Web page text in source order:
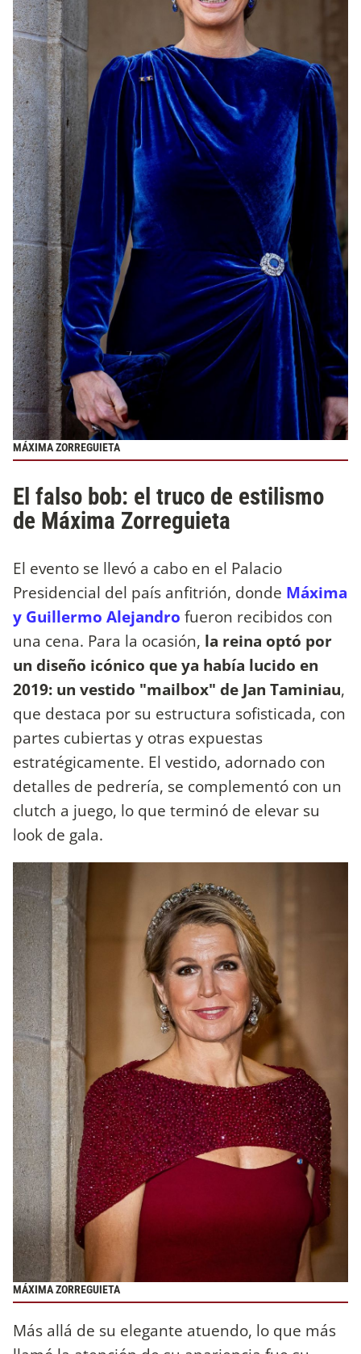
MÁXIMA ZORREGUIETA
El falso bob: el truco de estilismo
de Máxima Zorreguieta
El evento se llevó a cabo en el Palacio
Presidencial del país anfitrión, donde Máxima
y Guillermo Alejandro fueron recibidos con
una cena. Para la ocasión, la reina optó por
un diseño icónico que ya había lucido en
2019: un vestido "mailbox" de Jan Taminiau,
que destaca por su estructura sofisticada, con
partes cubiertas y otras expuestas
estratégicamente. El vestido, adornado con
detalles de pedrería, se complementó con un
clutch a juego, lo que terminó de elevar su
look de gala.
MÁXIMA ZORREGUIETA
Más allá de su elegante atuendo, lo que más